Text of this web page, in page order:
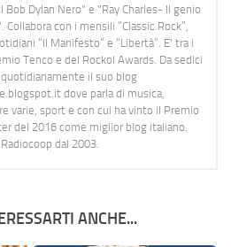
Dylan Nero" e "Ray Charles- Il genio
con i mensili “Classic Rock”,
“Il Manifesto” e “Libertà”. E' tra i
Tenco e del Rockol Awards. Da sedici
il suo blog
dove parla di musica,
varie, sport e con cui ha vinto il Premio
del 2016 come miglior blog italiano.
dal 2003.
ANCHE...